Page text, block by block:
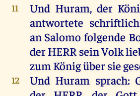
11 Und Huram, der
antwortete schriftlich
an Salomo folgende
derHERR seinVolk
zum Königübersie
12 Und Huram sprach: